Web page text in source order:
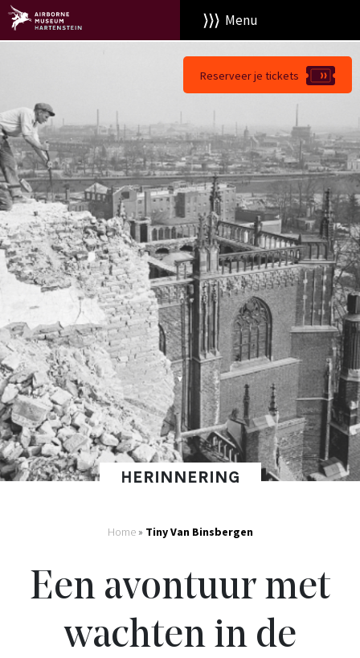
Menu
Reserveer je tickets
HERINNERING
Home» Tiny Van Binsbergen
Een avontuur met
wachten in de